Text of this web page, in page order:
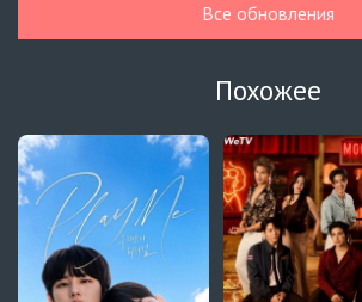
Автосабы русские / украинские
Огонь5 серия
Автосабы русские / украинские
Край горизонта9 серия
Превью
Край горизонта
8 серия
Автосабы русские / украинские
Все обновления
Похожее